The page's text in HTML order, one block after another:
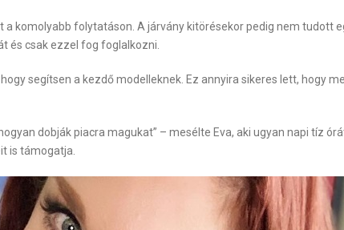
komolyabb folytatáson. A járvány kitörésekor pedig nem tudott
és csak ezzel fog foglalkozni.
hogy segítsen a kezdő modelleknek. Ez annyira sikeres lett, hogy
dobják piacra magukat” – mesélte Eva, aki ugyan napi tíz
is támogatja.